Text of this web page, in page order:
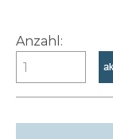
Anzahl: